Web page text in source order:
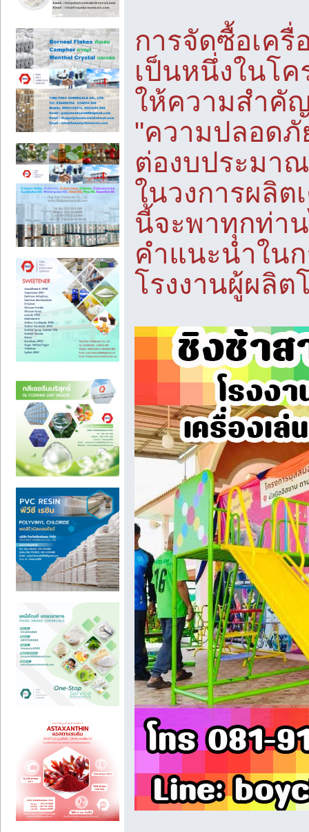
การจัดซื้อเครื่
เป็นหนึ่งในโ
ให้ความสำคัญ
"ความปลอด
ต่องบประมา
ในวงการผลิต
นี้จะพาทุกท่า
คำแนะนำใน
โรงงานผู้ผลิต